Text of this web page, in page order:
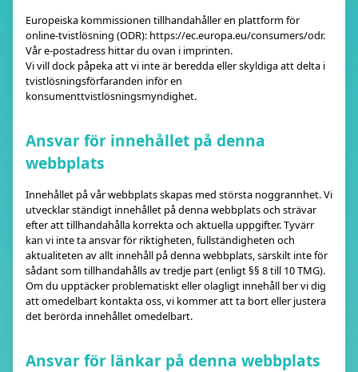
Europeiska kommissionen tillhandahåller en plattform för
online-tvistlösning (ODR): https://ec.europa.eu/consumers/odr.
Vår e-postadress hittar du ovan i imprinten.
Vi vill dock påpeka att vi inte är beredda eller skyldiga att delta i
tvistlösningsförfaranden inför en
konsumenttvistlösningsmyndighet.
Ansvar för innehållet på denna
webbplats
Innehållet på vår webbplats skapas med största noggrannhet. Vi
utvecklar ständigt innehållet på denna webbplats och strävar
efter att tillhandahålla korrekta och aktuella uppgifter. Tyvärr
kan vi inte ta ansvar för riktigheten, fullständigheten och
aktualiteten av allt innehåll på denna webbplats, särskilt inte för
sådant som tillhandahålls av tredje part (enligt §§ 8 till 10 TMG).
Om du upptäcker problematiskt eller olagligt innehåll ber vi dig
att omedelbart kontakta oss, vi kommer att ta bort eller justera
det berörda innehållet omedelbart.
Ansvar för länkar på denna webbplats